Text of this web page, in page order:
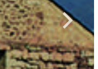
GR
10